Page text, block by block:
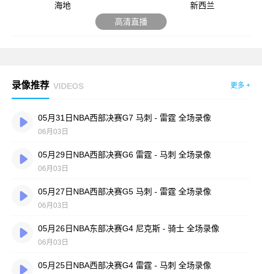
海地
新西兰
高清直播
录像推荐 VIDEOS 更多 +
05月31日NBA西部决赛G7 马刺 - 雷霆 全场录像
06月03日
05月29日NBA西部决赛G6 雷霆 - 马刺 全场录像
06月03日
05月27日NBA西部决赛G5 马刺 - 雷霆 全场录像
06月03日
05月26日NBA东部决赛G4 尼克斯 - 骑士 全场录像
06月03日
05月25日NBA西部决赛G4 雷霆 - 马刺 全场录像